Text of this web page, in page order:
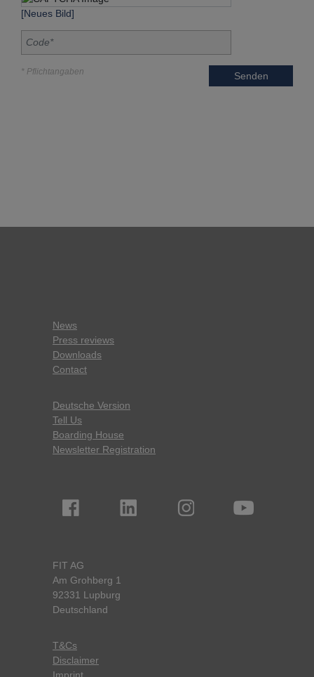
[Neues Bild]
* Pflichtangaben Senden
News
Press reviews
Downloads
Contact
Deutsche Version
Tell Us
Boarding House
Newsletter Registration
FIT AG
Am Grohberg 1
92331 Lupburg
Deutschland
T&Cs
Disclaimer